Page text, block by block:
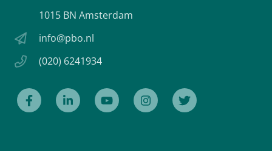
1015 BN Amsterdam
info@pbo.nl
(020) 6241934